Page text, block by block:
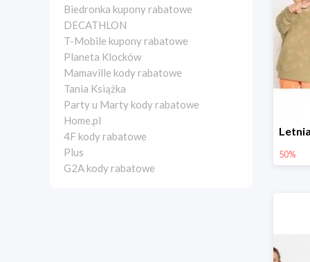
Biedronka kupony rabatowe
DECATHLON
T-Mobile kupony rabatowe
Planeta Klocków
Mamaville kody rabatowe
Tania Książka
Party u Marty kody rabatowe
Home.pl
4F kody rabatowe
Plus
G2A kody rabatowe
50%